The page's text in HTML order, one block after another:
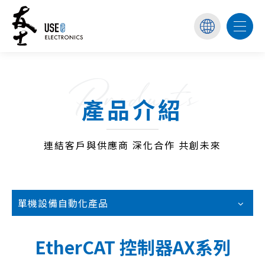
Products
產品介紹
連結客戶與供應商 深化合作 共創未來
單機設備自動化產品
EtherCAT 控制器AX系列